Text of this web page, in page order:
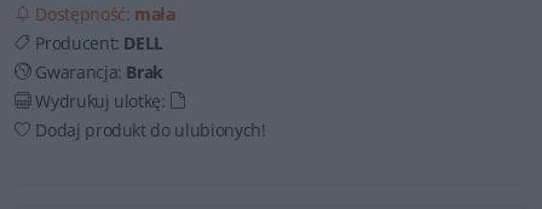
Dostępność: mała
Producent: DELL
Gwarancja: Brak
Wydrukuj ulotkę:
Dodaj produkt do ulubionych!